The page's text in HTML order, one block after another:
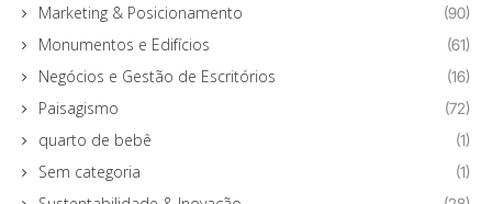
Marketing & Posicionamento (90)
Monumentos e Edifícios (61)
Negócios e Gestão de Escritórios (16)
Paisagismo (72)
quarto de bebê (1)
Sem categoria (1)